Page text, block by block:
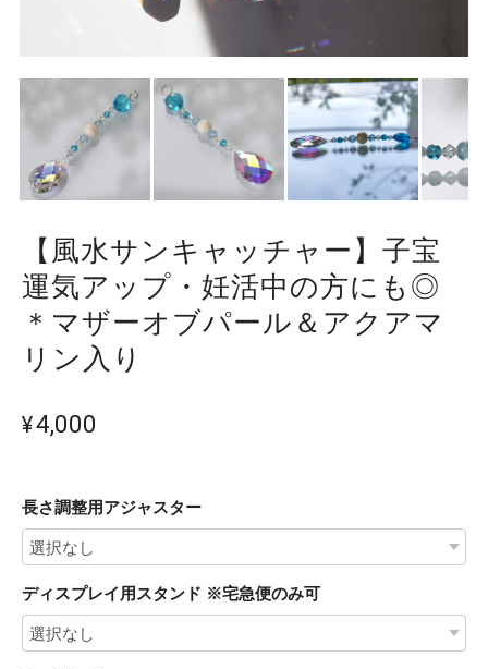
【風水サンキャッチャー】子宝
運気アップ・妊活中の方にも◎
＊マザーオブパール＆アクアマ
リン入り
¥4,000
長さ調整用アジャスター
ディスプレイ用スタンド ※宅急便のみ可